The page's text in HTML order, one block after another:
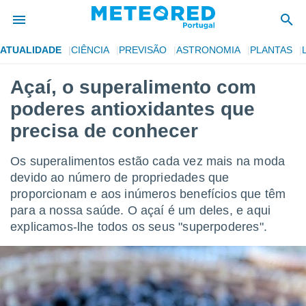
da
foi
para
fornecidas
forma
digital
ATUALIDADE CIÊNCIA PREVISÃO ASTRONOMIA PLANTAS
Açaí, o superalimento com
poderes antioxidantes que
precisa de conhecer
Os superalimentos estão cada vez mais na moda
devido ao número de propriedades que
proporcionam e aos inúmeros benefícios que têm
para a nossa saúde. O açaí é um deles, e aqui
explicamos-lhe todos os seus "superpoderes".